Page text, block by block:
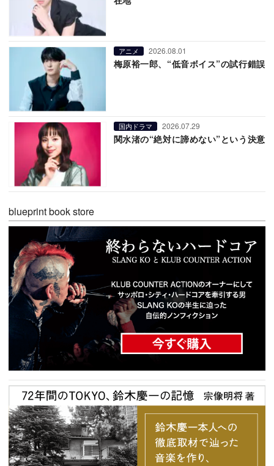
アニメ 2026.08.01
梅原裕一郎、“低音ボイス”の試行錯誤
国内ドラマ 2026.07.29
関水渚の“絶対に諦めない”という決意
blueprint book store